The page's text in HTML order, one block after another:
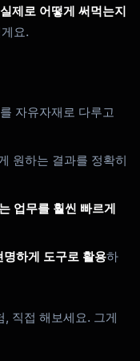
실제로 어떻게 써먹는지
요.
자유자재로 다루고
원하는 결과를 정확히
업무를 훨씬 빠르게
명하게 도구로 활용하
직접 해보세요. 그게